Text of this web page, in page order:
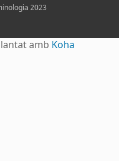
2023
amb Koha